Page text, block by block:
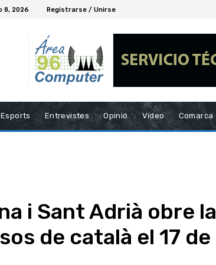
8, 2026 Registrarse / Unirse
Esports Entrevistes Opinió Vídeo Comarca
i Sant Adrià obre la
de català el 17 de